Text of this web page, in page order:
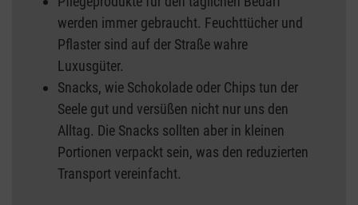
werden immer gebraucht. Feuchttücher und
Pflaster sind auf der Straße wahre
Luxusgüter.
Snacks, wie Schokolade oder Chips tun der
Seele gut und versüßen nicht nur uns den
Alltag. Die Snacks sollten aber in kleinen
Portionen verpackt sein, was den reduzierten
Transport vereinfacht.